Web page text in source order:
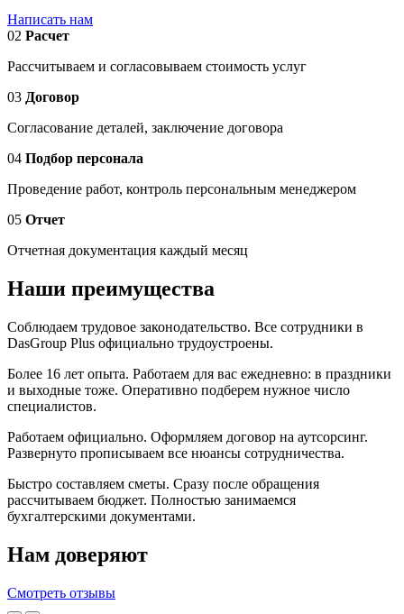
Написать нам
02 Расчет
Рассчитываем и согласовываем стоимость услуг
03 Договор
Согласование деталей, заключение договора
04 Подбор персонала
Проведение работ, контроль персональным менеджером
05 Отчет
Отчетная документация каждый месяц
Наши преимущества
Соблюдаем трудовое законодательство. Все сотрудники в
DasGroup Plus официально трудоустроены.
Более 16 лет опыта. Работаем для вас ежедневно: в праздники
и выходные тоже. Оперативно подберем нужное число
специалистов.
Работаем официально. Оформляем договор на аутсорсинг.
Развернуто прописываем все нюансы сотрудничества.
Быстро составляем сметы. Сразу после обращения
рассчитываем бюджет. Полностью занимаемся
бухгалтерскими документами.
Нам доверяют
Смотреть отзывы